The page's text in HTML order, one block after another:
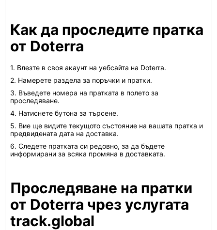
Как да проследите пратка
от Doterra
1. Влезте в своя акаунт на уебсайта на Doterra.
2. Намерете раздела за поръчки и пратки.
3. Въведете номера на пратката в полето за
проследяване.
4. Натиснете бутона за търсене.
5. Вие ще видите текущото състояние на вашата пратка и
предвидената дата на доставка.
6. Следете пратката си редовно, за да бъдете
информирани за всяка промяна в доставката.
Проследяване на пратки
от Doterra чрез услугата
track.global